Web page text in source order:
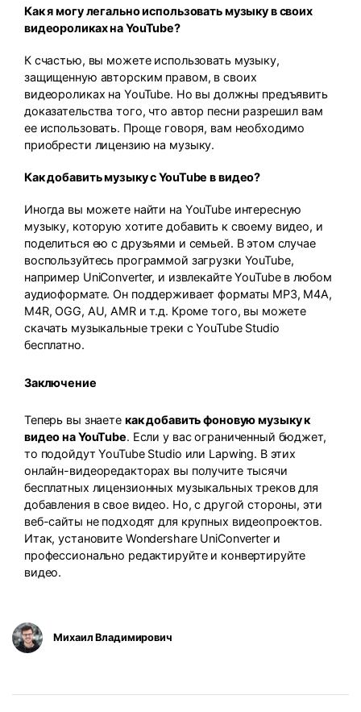
Как я могу легально использовать музыку в своих
видеороликах на YouTube?
К счастью, вы можете использовать музыку,
защищенную авторским правом, в своих
видеороликах на YouTube. Но вы должны предъявить
доказательства того, что автор песни разрешил вам
ее использовать. Проще говоря, вам необходимо
приобрести лицензию на музыку.
Как добавить музыку с YouTube в видео?
Иногда вы можете найти на YouTube интересную
музыку, которую хотите добавить к своему видео, и
поделиться ею с друзьями и семьей. В этом случае
воспользуйтесь программой загрузки YouTube,
например UniConverter, и извлекайте YouTube в любом
аудиоформате. Он поддерживает форматы MP3, M4A,
M4R, OGG, AU, AMR и т.д. Кроме того, вы можете
скачать музыкальные треки с YouTube Studio
бесплатно.
Заключение
Теперь вы знаете как добавить фоновую музыку к
видео на YouTube. Если у вас ограниченный бюджет,
то подойдут YouTube Studio или Lapwing. В этих
онлайн-видеоредакторах вы получите тысячи
бесплатных лицензионных музыкальных треков для
добавления в свое видео. Но, с другой стороны, эти
веб-сайты не подходят для крупных видеопроектов.
Итак, установите Wondershare UniConverter и
профессионально редактируйте и конвертируйте
видео.
Михаил Владимирович